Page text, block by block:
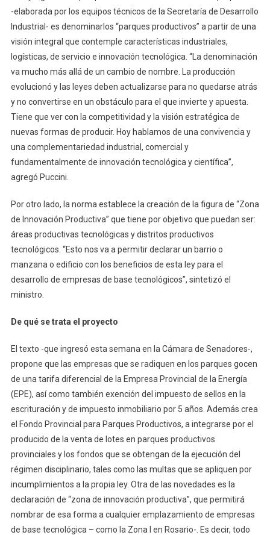
-elaborada por los equipos técnicos de la Secretaría de Desarrollo
Industrial- es denominarlos “parques productivos” a partir de una
visión integral que contemple características industriales,
logísticas, de servicio e innovación tecnológica. “La denominación
va mucho más allá de un cambio de nombre. La producción
evolucionó y las leyes deben actualizarse para no quedarse atrás
y no convertirse en un obstáculo para el que invierte y apuesta.
Tiene que ver con la competitividad y la visión estratégica de
nuevas formas de producir. Hoy hablamos de una convivencia y
una complementariedad industrial, comercial y
fundamentalmente de innovación tecnológica y científica”,
agregó Puccini.
Por otro lado, la norma establece la creación de la figura de “Zona
de Innovación Productiva” que tiene por objetivo que puedan ser:
áreas productivas tecnológicas y distritos productivos
tecnológicos. “Esto nos va a permitir declarar un barrio o
manzana o edificio con los beneficios de esta ley para el
desarrollo de empresas de base tecnológicos”, sintetizó el
ministro.
De qué se trata el proyecto
El texto -que ingresó esta semana en la Cámara de Senadores-,
propone que las empresas que se radiquen en los parques gocen
de una tarifa diferencial de la Empresa Provincial de la Energía
(EPE), así como también exención del impuesto de sellos en la
escrituración y de impuesto inmobiliario por 5 años. Además crea
el Fondo Provincial para Parques Productivos, a integrarse por el
producido de la venta de lotes en parques productivos
provinciales y los fondos que se obtengan de la ejecución del
régimen disciplinario, tales como las multas que se apliquen por
incumplimientos a la propia ley. Otra de las novedades es la
declaración de “zona de innovación productiva”, que permitirá
nombrar de esa forma a cualquier emplazamiento de empresas
de base tecnológica – como la Zona I en Rosario-. Es decir, todo